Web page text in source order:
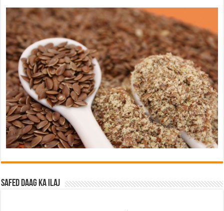
Safed Daag ka ilaj